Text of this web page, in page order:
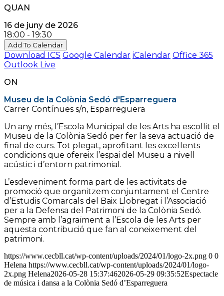
QUAN
16 de juny de 2026
18:00 - 19:30
Add To Calendar
Download ICS Google Calendar iCalendar Office 365
Outlook Live
ON
Museu de la Colònia Sedó d'Esparreguera
Carrer Contínues s/n, Esparreguera
Un any més, l’Escola Municipal de les Arts ha escollit el
Museu de la Colònia Sedó per fer la seva actuació de
final de curs. Tot plegat, aprofitant les excel·lents
condicions que ofereix l’espai del Museu a nivell
acústic i d’entorn patrimonial.
L’esdeveniment forma part de les activitats de
promoció que organitzem conjuntament el Centre
d’Estudis Comarcals del Baix Llobregat i l’Associació
per a la Defensa del Patrimoni de la Colònia Sedó.
Sempre amb l’agraïment a l’Escola de les Arts per
aquesta contribució que fan al coneixement del
patrimoni.
https://www.cecbll.cat/wp-content/uploads/2024/01/logo-2x.png 0 0
Helena https://www.cecbll.cat/wp-content/uploads/2024/01/logo-
2x.png Helena2026-05-28 15:37:462026-05-29 09:35:52Espectacle
de música i dansa a la Colònia Sedó d’Esparreguera